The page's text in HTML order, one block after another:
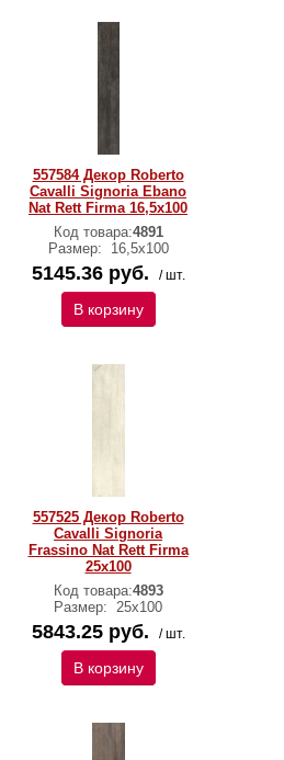
557584 Декор Roberto
Cavalli Signoria Ebano
Nat Rett Firma 16,5x100
Код товара:4891
Размер:
16,5x100
5145.36 руб. / шт.
В корзину
557525 Декор Roberto
Cavalli Signoria
Frassino Nat Rett Firma
25x100
Код товара:4893
Размер: 25x100
5843.25 руб. / шт.
В корзину